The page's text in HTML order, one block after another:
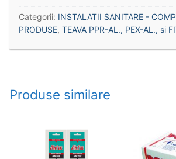
Categorii: INSTALATII SANITARE -
PRODUSE, TEAVA PPR-AL., PEX-AL., si
Produse similare